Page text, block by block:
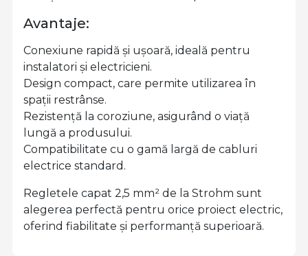
Avantaje:
Conexiune rapidă și ușoară, ideală pentru
instalatori și electricieni.
Design compact, care permite utilizarea în
spații restrânse.
Rezistență la coroziune, asigurând o viață
lungă a produsului.
Compatibilitate cu o gamă largă de cabluri
electrice standard.
Regletele capat 2,5 mm² de la Strohm sunt
alegerea perfectă pentru orice proiect electric,
oferind fiabilitate și performanță superioară.